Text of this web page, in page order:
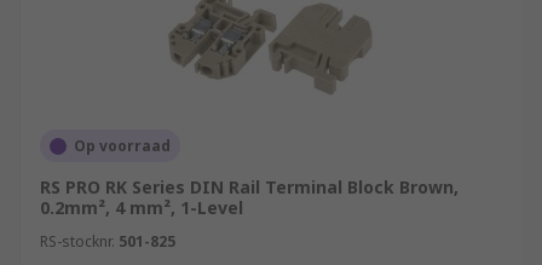
Op voorraad
RS PRO RK Series DIN Rail Terminal Block Brown,
0.2mm², 4 mm², 1-Level
RS-stocknr. 501-825